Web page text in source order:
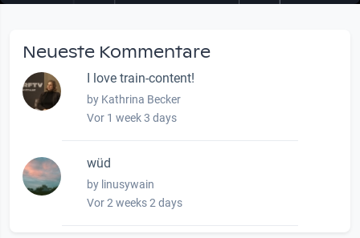
Neueste Kommentare
I love train-content!
by Kathrina Becker
Vor 1 week 3 days
wüd
by linusywain
Vor 2 weeks 2 days